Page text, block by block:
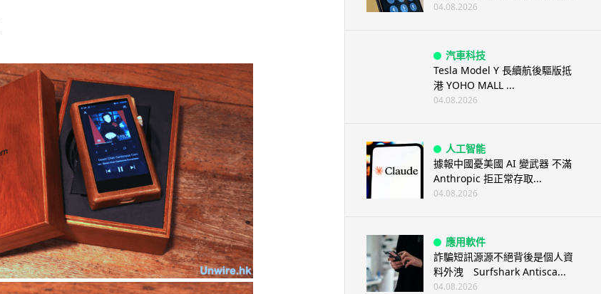
04.08.2026
汽車科技
Tesla Model Y 長續航後驅版抵
港 YOHO MALL ...
04.08.2026
人工智能
據報中國憂美國 AI 變武器 不滿
Anthropic 拒正常存取...
04.08.2026
應用軟件
詐騙短訊源源不絕背後是個人資
料外洩 Surfshark Antisca...
04.08.2026